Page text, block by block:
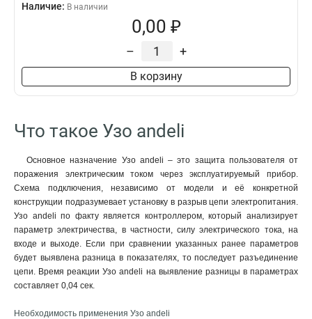
Наличие: В наличии
0,00 ₽
– +
В корзину
Что такое Узо andeli
Основное назначение Узо andeli – это защита пользователя от
поражения электрическим током через эксплуатируемый прибор.
Схема подключения, независимо от модели и её конкретной
конструкции подразумевает установку в разрыв цепи электропитания.
Узо andeli по факту является контроллером, который анализирует
параметр электричества, в частности, силу электрического тока, на
входе и выходе. Если при сравнении указанных ранее параметров
будет выявлена разница в показателях, то последует разъединение
цепи. Время реакции Узо andeli на выявление разницы в параметрах
составляет 0,04 сек.
Необходимость применения Узо andeli